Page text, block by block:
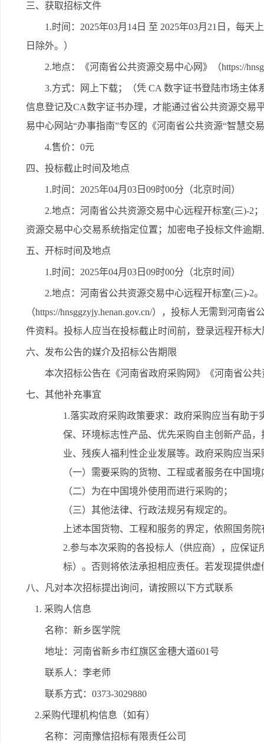
三、获取招标文件
1.时间：2025年03月14日 至 2025年03月21日，每天
日除外。）
2.地点：《河南省公共资源交易中心网》（https://
3.方式：网上下载；（凭 CA 数字证书登陆市场主
信息登记及CA数字证书办理，才能通过省公共资源交易
易中心网站“办事指南”专区的《河南省公共资源“智慧交
4.售价：0元
四、投标截止时间及地点
1.时间：2025年04月03日09时00分（北京时间）
2.地点：河南省公共资源交易中心远程开标室(三)-2
资源交易中心交易系统指定位置；加密电子投标文件逾
五、开标时间及地点
1.时间：2025年04月03日09时00分（北京时间）
2.地点：河南省公共资源交易中心远程开标室(三)-2
（https://hnsggzyjy.henan.gov.cn/），投标人无需到河南
件资料。投标人应当在投标截止时间前，登录远程开标
六、发布公告的媒介及招标公告期限
本次招标公告在《河南省政府采购网》《河南省公
七、其他补充事宜
1.落实政府采购政策要求：政府采购应当有助
保、环境标志性产品、优先采购自主创新产品
业、残疾人福利性企业发展等。政府采购应当
（一）需要采购的货物、工程或者服务在中国
（二）为在中国境外使用而进行采购的；
（三）其他法律、行政法规另有规定的。
上述本国货物、工程和服务的界定，依照国务
2.参与本次采购的各投标人（供应商），应保
标）。否则将依法承担相应责任。若发现提供
八、凡对本次招标提出询问，请按照以下方式联系
1. 采购人信息
名称：新乡医学院
地址：河南省新乡市红旗区金穗大道601号
联系人：李老师
联系方式：0373-3029880
2.采购代理机构信息（如有）
名称：河南豫信招标有限责任公司